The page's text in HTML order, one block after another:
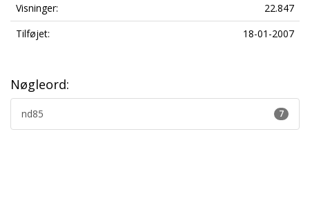
Visninger:
22.847
Tilføjet:
18-01-2007
Nøgleord:
7
nd85